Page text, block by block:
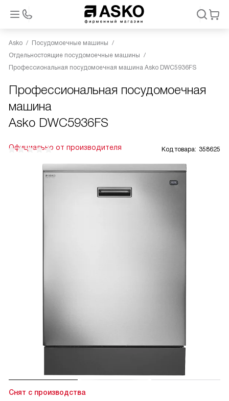
Asko
Посудомоечные машины
Отдельностоящие посудомоечные машины
Профессиональная посудомоечная машина Asko DWC5936FS
Профессиональная посудомоечная
машина
Asko DWC5936FS
Официально от производителя Код товара: 358625
Снят с производства